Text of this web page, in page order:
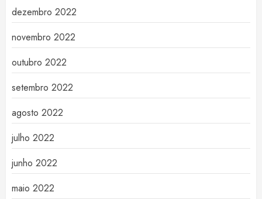
dezembro 2022
novembro 2022
outubro 2022
setembro 2022
agosto 2022
julho 2022
junho 2022
maio 2022